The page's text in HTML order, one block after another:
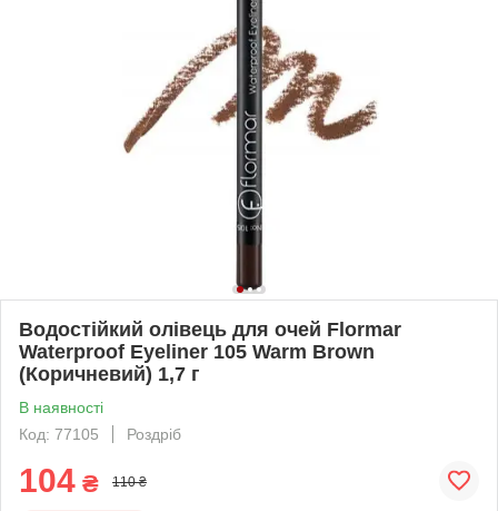
Водостійкий олівець для очей Flormar
Waterproof Eyeliner 105 Warm Brown
(Коричневий) 1,7 г
В наявності
Код: 77105
Роздріб
104 ₴ 110 ₴